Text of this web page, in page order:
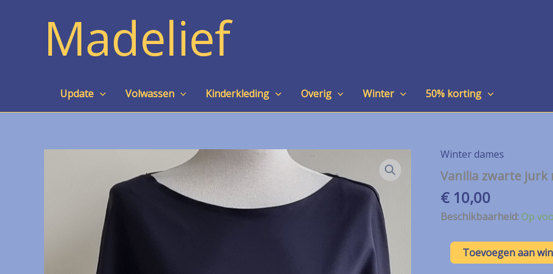
Madelief
Update Volwassen Kinderkleding Overig Winter 50% korting
Winter dames
Vanilia zwarte jurk
€10,00
Beschikbaarheid:Op
Vanilia
zwarteToevoegen aan